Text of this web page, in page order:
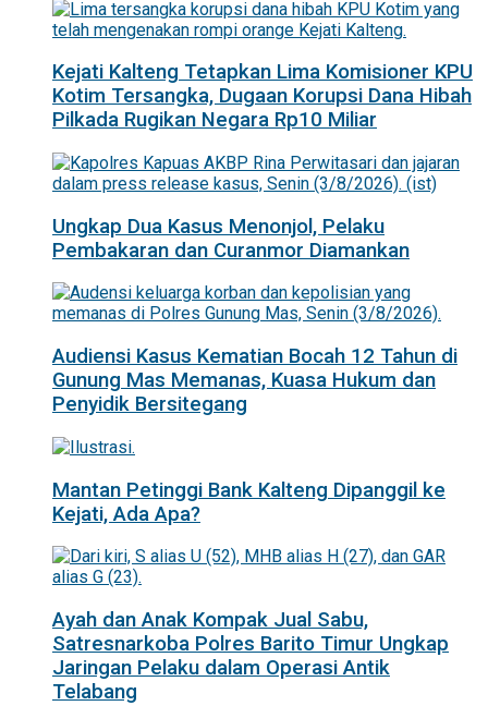
Kejati Kalteng Tetapkan Lima Komisioner KPU
Kotim Tersangka, Dugaan Korupsi Dana Hibah
Pilkada Rugikan Negara Rp10 Miliar
Ungkap Dua Kasus Menonjol, Pelaku
Pembakaran dan Curanmor Diamankan
Audiensi Kasus Kematian Bocah 12 Tahun di
Gunung Mas Memanas, Kuasa Hukum dan
Penyidik Bersitegang
Mantan Petinggi Bank Kalteng Dipanggil ke
Kejati, Ada Apa?
Ayah dan Anak Kompak Jual Sabu,
Satresnarkoba Polres Barito Timur Ungkap
Jaringan Pelaku dalam Operasi Antik
Telabang